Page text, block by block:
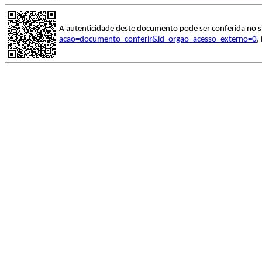
A autenticidade deste documento pode ser conferida no
acao=documento_conferir&id_orgao_acesso_externo=0,